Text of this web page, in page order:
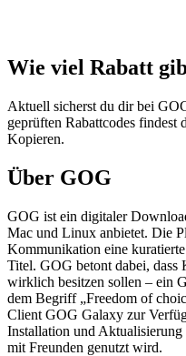
Wie viel Rabatt
Aktuell sicherst du dir bei
geprüften Rabattcodes
Kopieren.
Über GOG
GOG ist ein digitaler
Mac und Linux anbietet. Die
Kommunikation eine
Titel. GOG betont dabei, dass
wirklich besitzen sollen – ein
dem Begriff „Freedom of
Client GOG Galaxy zur
Installation und
mit Freunden genutzt wird.